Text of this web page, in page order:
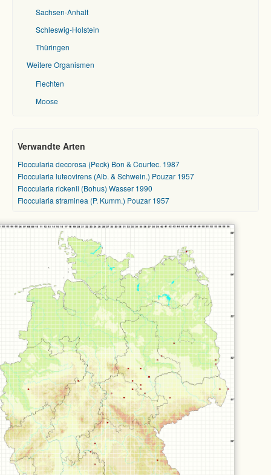
Sachsen-Anhalt
Schleswig-Holstein
Thüringen
Weitere Organismen
Flechten
Moose
Verwandte Arten
Floccularia decorosa (Peck) Bon & Courtec. 1987
Floccularia luteovirens (Alb. & Schwein.) Pouzar 1957
Floccularia rickenii (Bohus) Wasser 1990
Floccularia straminea (P. Kumm.) Pouzar 1957